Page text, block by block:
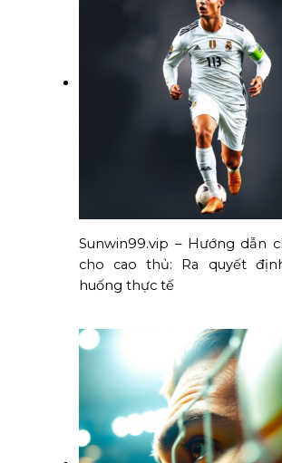
Sunwin99.vip – Hướng dẫn
cho cao thủ: Ra quyết
huống thực tế